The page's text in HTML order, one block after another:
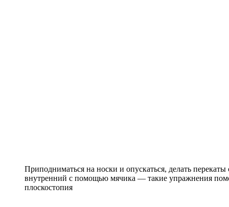
Приподниматься на носки и опускаться, делать
внутренний с помощью мячика — такие упражнения
плоскостопия